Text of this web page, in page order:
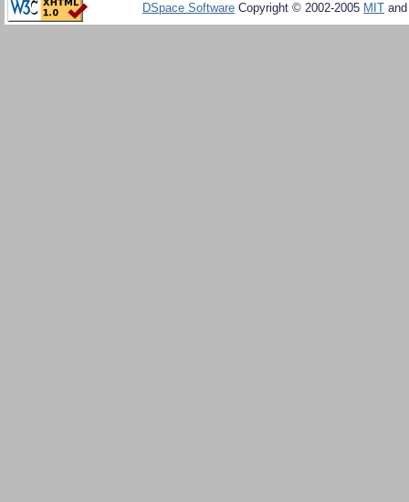
DSpace Software Copyright © 2002-2005 MIT